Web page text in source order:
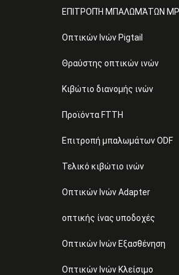
ΕΠΙΤΡΟΠΉ ΜΠΑΛΩΜΆΤΩΝ
Οπτικών Ινών Pigtail
Θραύστης οπτικών ινών
Κιβώτιο διανομής ινών
Προϊόντα FTTH
Επιτροπή μπαλωμάτων ODF
Τελικό κιβώτιο ινών
Οπτικών Ινών Adapter
οπτικής ίνας υποδοχές
Οπτικών Ινών Εξασθένηση
Οπτικών Ινών Κλείσιμο